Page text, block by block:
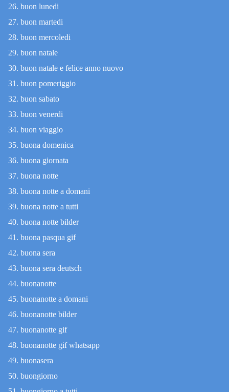
buon lunedi
buon martedi
buon mercoledi
buon natale
buon natale e felice anno nuovo
buon pomeriggio
buon sabato
buon venerdi
buon viaggio
buona domenica
buona giornata
buona notte
buona notte a domani
buona notte a tutti
buona notte bilder
buona pasqua gif
buona sera
buona sera deutsch
buonanotte
buonanotte a domani
buonanotte bilder
buonanotte gif
buonanotte gif whatsapp
buonasera
buongiorno